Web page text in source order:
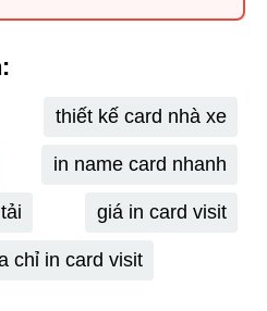
thiết kế card nhà xe
in name card nhanh
giá in card visit
chỉ in card visit